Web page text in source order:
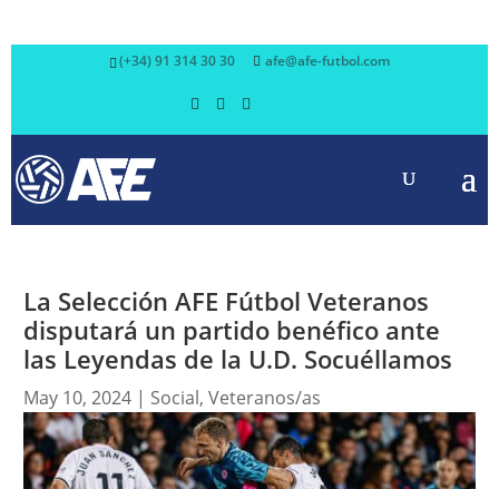
(+34) 91 314 30 30 afe@afe-futbol.com
La Selección AFE Fútbol Veteranos
disputará un partido benéfico ante
las Leyendas de la U.D. Socuéllamos
May 10, 2024| Social, Veteranos/as